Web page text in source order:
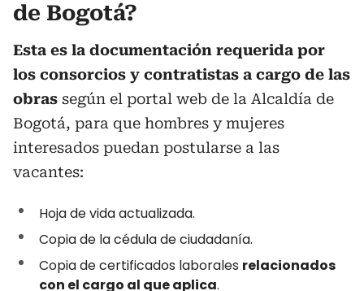
de Bogotá?
Esta es la documentación requerida por
los consorcios y contratistas a cargo de las
obras según el portal web de la Alcaldía de
Bogotá, para que hombres y mujeres
interesados puedan postularse a las
vacantes:
Hoja de vida actualizada.
Copia de la cédula de ciudadanía.
Copia de certificados laborales relacionados
con el cargo al que aplica.